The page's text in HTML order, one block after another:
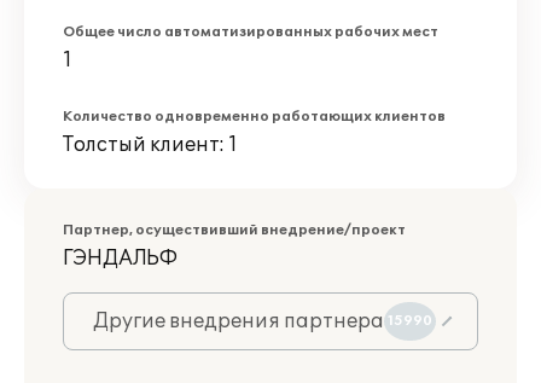
Общее число автоматизированных рабочих мест
1
Количество одновременно работающих клиентов
Толстый клиент: 1
Партнер, осуществивший внедрение/проект
ГЭНДАЛЬФ
Другие внедрения партнера 15990